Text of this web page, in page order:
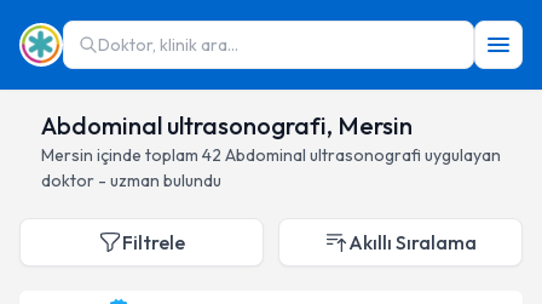
Doktor, klinik ara...
Abdominal ultrasonografi, Mersin
Mersin içinde toplam 42 Abdominal ultrasonografi uygulayan
doktor - uzman bulundu
Filtrele Akıllı Sıralama